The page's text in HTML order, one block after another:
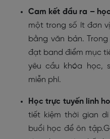
Cam kết đầu ra –
một trong số ít đơn
bằng văn bản.
đạt band điểm mục
yêu cầu khóa học,
miễn phí.
Học trực tuyến linh
tiết kiệm thời gian
buổi học để ôn